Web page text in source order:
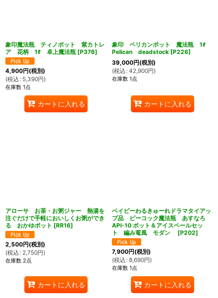
象印魔法瓶 ティノポット 紫カトレ
ア 花柄 1ℓ 卓上魔法瓶 [P376]
4,900円(税別)
(税込 : 5,390円)
在庫数 1点
カートに入れる
象印 ペリカンポット 魔法瓶 1ℓ
Pelican deadstock [P226]
39,000円(税別)
(税込 : 42,900円)
在庫数 1点
カートに入れる
アローサ お茶・お粥ジャー 熱湯を
注ぐだけで手軽においしくお粥ができ
る おかゆポット [RR16]
2,500円(税別)
(税込 : 2,750円)
在庫数 2点
カートに入れる
ベイビーわるきゅーれドラマタイアッ
プ品 ピーコック魔法瓶 あすなろ
API-10 ポット＆アイスペールセッ
ト 編み篭風 モダン
[P202]
7,900円(税別)
(税込 : 8,690円)
在庫数 1点
カートに入れる